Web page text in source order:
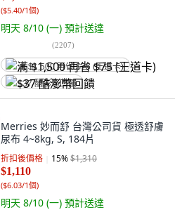
($5.40/1個)
明天 8/10 (一) 預計送達
(2207)
满 $1,500 再省 $75 (王道卡)
$37 酷澎幣回饋
Merries 妙而舒 台灣公司貨 極透舒膚
尿布 4~8kg, S, 184片
折扣後價格 15%$1,310
$1,110
($6.03/1個)
明天 8/10 (一) 預計送達